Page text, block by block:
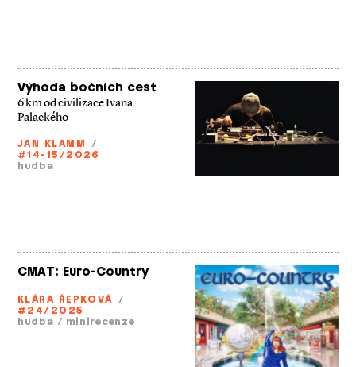
Výhoda bočních cest
6 km od civilizace Ivana
Palackého
JAN KLAMM /
#14-15/2026
hudba
CMAT: Euro­-Country
KLÁRA ŘEPKOVÁ /
#24/2025
hudba / minirecenze